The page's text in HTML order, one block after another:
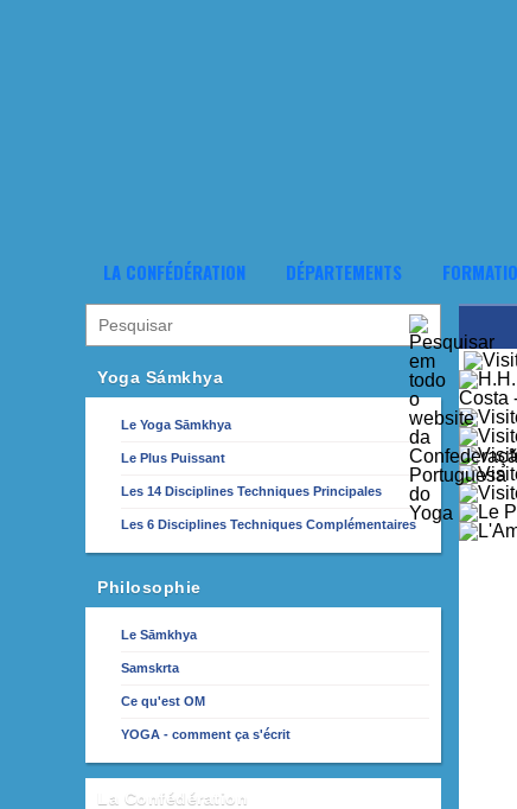
LA CONFÉDÉRATION DÉPARTEMENTS
Yoga Sámkhya
Le Yoga Sāmkhya
Le Plus Puissant
Les 14 Disciplines Techniques Principales
Les 6 Disciplines Techniques Complémentaires
Philosophie
Le Sāmkhya
Samskrta
Ce qu'est OM
YOGA - comment ça s'écrit
La Confédération